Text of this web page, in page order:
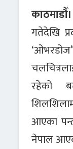
गतेदेखि
रहेको
आएका पन्त
नेपाल